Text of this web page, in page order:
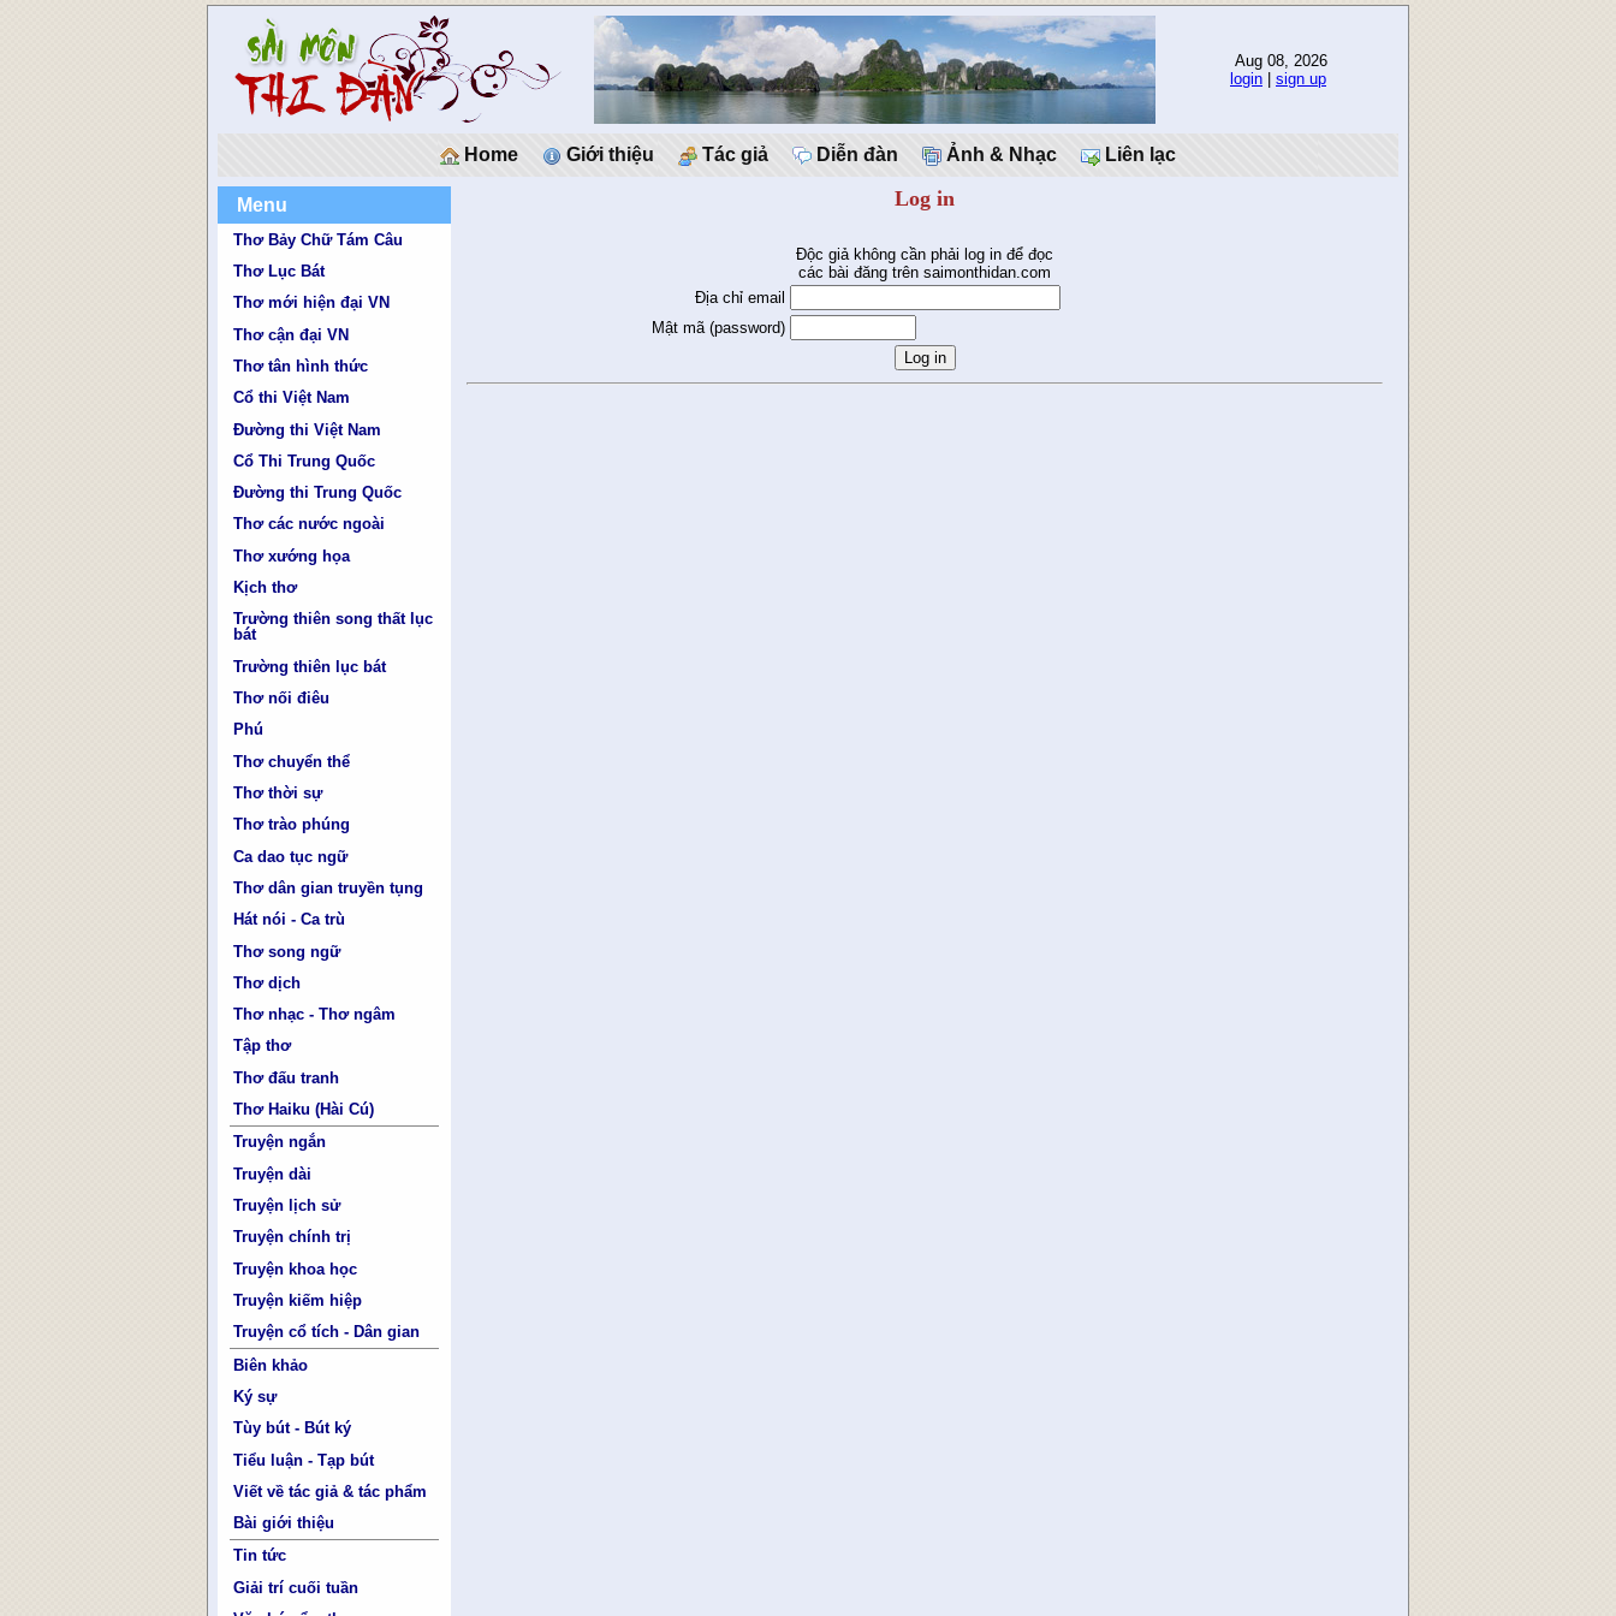
Aug 08, 2026
login
sign up
Home Giới thiệu Tác giả Diễn đàn Ảnh & Nhạc Liên lạc
Menu
Thơ Bảy Chữ Tám Câu
Thơ Lục Bát
Thơ mới hiện đại VN
Thơ cận đại VN
Thơ tân hình thức
Cổ thi Việt Nam
Đường thi Việt Nam
Cổ Thi Trung Quốc
Đường thi Trung Quốc
Thơ các nước ngoài
Thơ xướng họa
Kịch thơ
Trường thiên song thất lục
bát
Trường thiên lục bát
Thơ nối điêu
Phú
Thơ chuyển thể
Thơ thời sự
Thơ trào phúng
Ca dao tục ngữ
Thơ dân gian truyền tụng
Hát nói - Ca trù
Thơ song ngữ
Thơ dịch
Thơ nhạc - Thơ ngâm
Tập thơ
Thơ đấu tranh
Thơ Haiku (Hài Cú)
Truyện ngắn
Truyện dài
Truyện lịch sử
Truyện chính trị
Truyện khoa học
Truyện kiếm hiệp
Truyện cổ tích - Dân gian
Biên khảo
Ký sự
Tùy bút - Bút ký
Tiểu luận - Tạp bút
Viết về tác giả & tác phẩm
Bài giới thiệu
Tin tức
Giải trí cuối tuần
Log in
Độc giả không cần phải log in để đọc
các bài đăng trên saimonthidan.com
Địa chỉ email
Mật mã (password)